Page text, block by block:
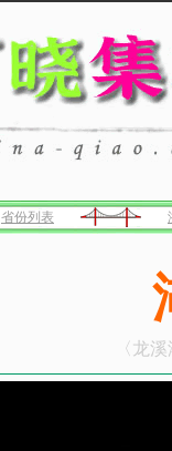
省份列表
〈龙